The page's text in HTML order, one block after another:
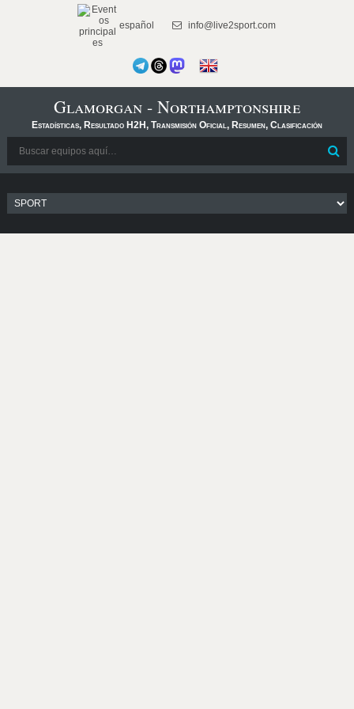
español info@live2sport.com
Glamorgan - Northamptonshire
Estadísticas, Resultado H2H, Transmisión Oficial, Resumen, Clasificación